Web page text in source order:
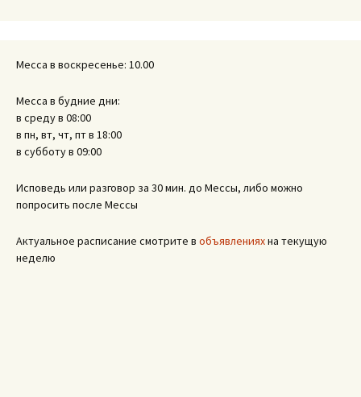
Месса в воскресенье: 10.00
Месса в будние дни:
в среду в 08:00
в пн, вт, чт, пт в 18:00
в субботу в 09:00
Исповедь или разговор за 30 мин. до Мессы, либо можно
попросить после Мессы
Актуальное расписание смотрите в объявленияхна текущую
неделю